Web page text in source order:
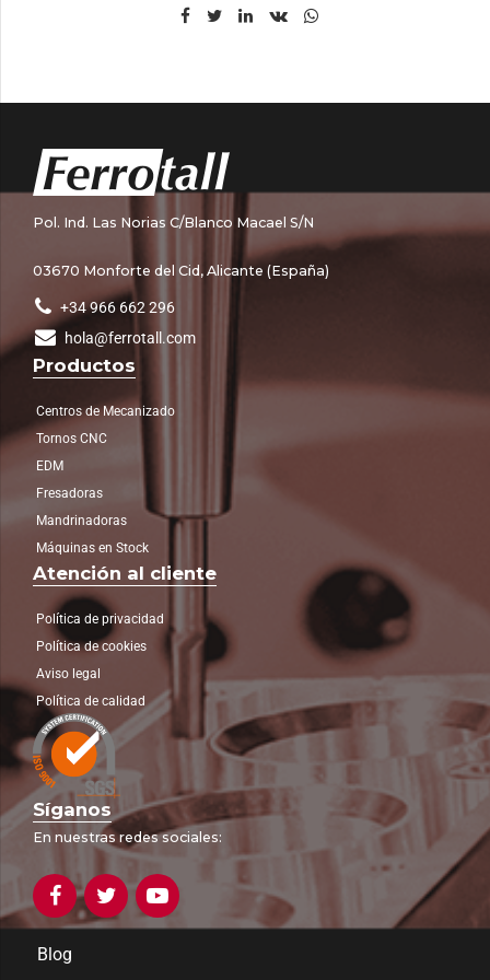
Pol. Ind. Las Norias C/Blanco Macael S/N
03670 Monforte del Cid, Alicante (España)
+34 966 662 296
hola@ferrotall.com
Productos
Centros de Mecanizado
Tornos CNC
EDM
Fresadoras
Mandrinadoras
Máquinas en Stock
Atención al cliente
Política de privacidad
Política de cookies
Aviso legal
Política de calidad
Síganos
En nuestras redes sociales:
Blog